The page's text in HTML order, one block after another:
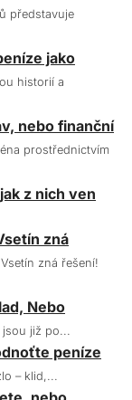
představuje
jako
historií a
nebo finanční
prostřednictvím
z nich ven
zná
zná řešení!
Nebo
jsou již po...
peníze
– klid,...